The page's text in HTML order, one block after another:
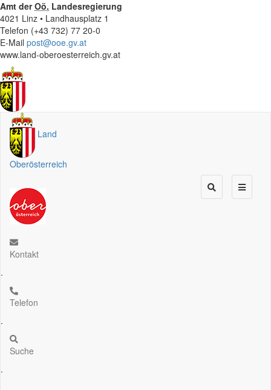
Amt derOö. Landesregierung
4021 Linz • Landhausplatz 1
Telefon (+43 732) 77 20-0
E-Mail post@ooe.gv.at
www.land-oberoesterreich.gv.at
Land
Oberösterreich
Kontakt
.
Telefon
.
Suche
.